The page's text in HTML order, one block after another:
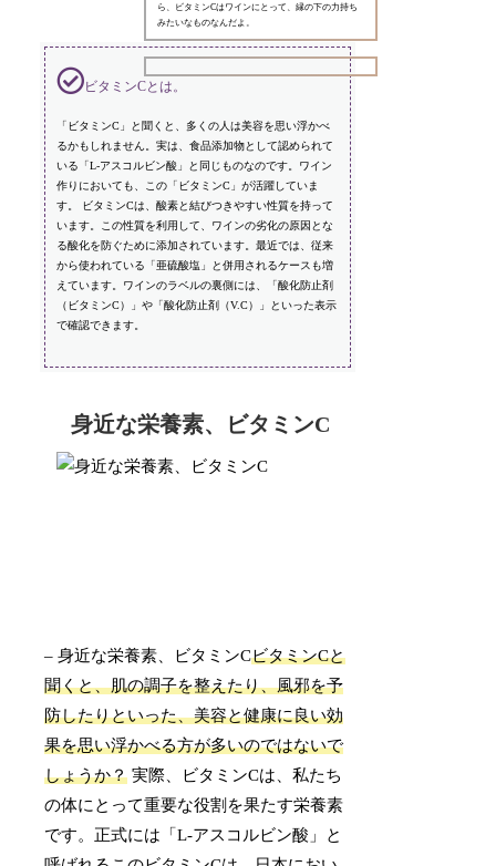
ら、ビタミンCはワインにとって、縁の下の力持ち
みたいなものなんだよ。
ビタミンCとは。
「ビタミンC」と聞くと、多くの人は美容を思い浮かべ
るかもしれません。実は、食品添加物として認められて
いる「L-アスコルビン酸」と同じものなのです。ワイン
作りにおいても、この「ビタミンC」が活躍していま
す。 ビタミンCは、酸素と結びつきやすい性質を持って
います。この性質を利用して、ワインの劣化の原因とな
る酸化を防ぐために添加されています。最近では、従来
から使われている「亜硫酸塩」と併用されるケースも増
えています。ワインのラベルの裏側には、「酸化防止剤
（ビタミンC）」や「酸化防止剤（V.C）」といった表示
で確認できます。
身近な栄養素、ビタミンC
– 身近な栄養素、ビタミンCビタミンCと
聞くと、肌の調子を整えたり、風邪を予
防したりといった、美容と健康に良い効
果を思い浮かべる方が多いのではないで
しょうか？ 実際、ビタミンCは、私たち
の体にとって重要な役割を果たす栄養素
です。正式には「L-アスコルビン酸」と